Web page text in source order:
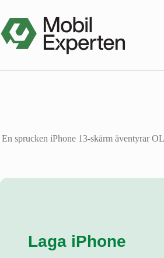
innehåll
En sprucken iPhone 13-skärm äventyrar
Laga iPhone